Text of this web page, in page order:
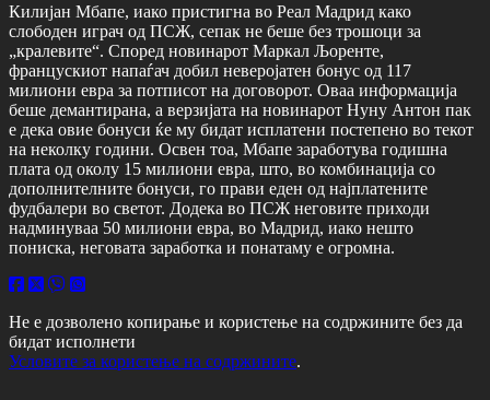
Килијан Мбапе, иако пристигна во Реал Мадрид како
слободен играч од ПСЖ, сепак не беше без трошоци за
„кралевите“. Според новинарот Маркал Љоренте,
францускиот напаѓач добил неверојатен бонус од 117
милиони евра за потписот на договорот. Оваа информација
беше демантирана, а верзијата на новинарот Нуну Антон пак
е дека овие бонуси ќе му бидат исплатени постепено во текот
на неколку години. Освен тоа, Мбапе заработува годишна
плата од околу 15 милиони евра, што, во комбинација со
дополнителните бонуси, го прави еден од најплатените
фудбалери во светот. Додека во ПСЖ неговите приходи
надминуваа 50 милиони евра, во Мадрид, иако нешто
пониска, неговата заработка и понатаму е огромна.
Не е дозволено копирање и користење на содржините без да
бидат исполнети
Условите за користење на содржините.